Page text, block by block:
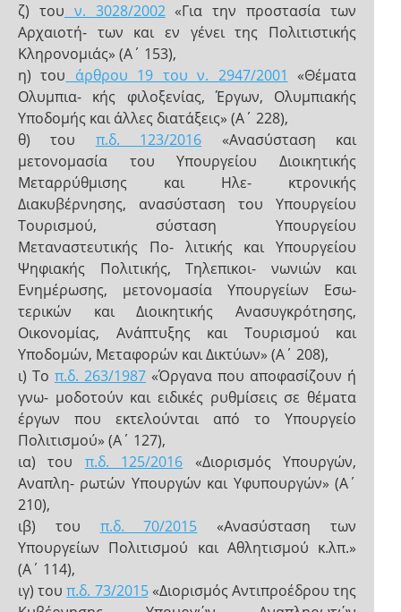
ζ) του ν. 3028/2002«Για την προστασία των
Αρχαιοτή- των και εν γένει της Πολιτιστικής
Κληρονομιάς» (Α΄ 153),
η) του άρθρου 19 του ν. 2947/2001
«Θέματα
Ολυμπια- κής φιλοξενίας, Έργων, Ολυμπιακής
Υποδομής και άλλες διατάξεις» (Α΄ 228),
θ) του π.δ. 123/2016 «Ανασύσταση και
μετονομασία του Υπουργείου Διοικητικής
Μεταρρύθμισης και Ηλε- κτρονικής
Διακυβέρνησης, ανασύσταση του Υπουργείου
Τουρισμού, σύσταση Υπουργείου
Μεταναστευτικής Πο- λιτικής και Υπουργείου
Ψηφιακής Πολιτικής, Τηλεπικοι- νωνιών και
Ενημέρωσης, μετονομασία Υπουργείων Εσω-
τερικών και Διοικητικής Ανασυγκρότησης,
Οικονομίας, Ανάπτυξης και Τουρισμού και
Υποδομών, Μεταφορών και Δικτύων» (Α΄ 208),
ι) Το π.δ. 263/1987 «Όργανα που αποφασίζουν ή
γνω- μοδοτούν και ειδικές ρυθμίσεις σε θέματα
έργων που εκτελούνται από το Υπουργείο
Πολιτισμού» (Α΄ 127),
ια) του π.δ. 125/2016 «Διορισμός Υπουργών,
Αναπλη- ρωτών Υπουργών και Υφυπουργών» (Α΄
210),
ιβ) του π.δ. 70/2015 «Ανασύσταση των
Υπουργείων Πολιτισμού και Αθλητισμού κ.λπ.»
(Α΄ 114),
ιγ) τουπ.δ. 73/2015«Διορισμός Αντιπροέδρου της